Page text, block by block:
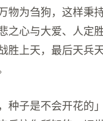
物为刍狗，这样秉
之心与大爱、人定
胜上天，最后天兵
种子是不会开花的